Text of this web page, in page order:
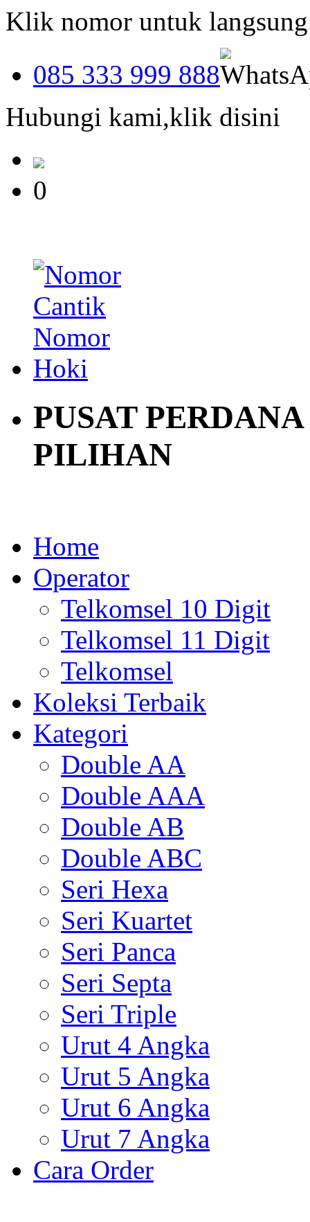
Klik nomor untuk
085 333 999 888
Hubungi kami,klik disini
0
PUSAT
PILIHAN
Home
Operator
Telkomsel 10 Digit
Telkomsel 11 Digit
Telkomsel
Koleksi Terbaik
Kategori
Double AA
Double AAA
Double AB
Double ABC
Seri Hexa
Seri Kuartet
Seri Panca
Seri Septa
Seri Triple
Urut 4 Angka
Urut 5 Angka
Urut 6 Angka
Urut 7 Angka
Cara Order